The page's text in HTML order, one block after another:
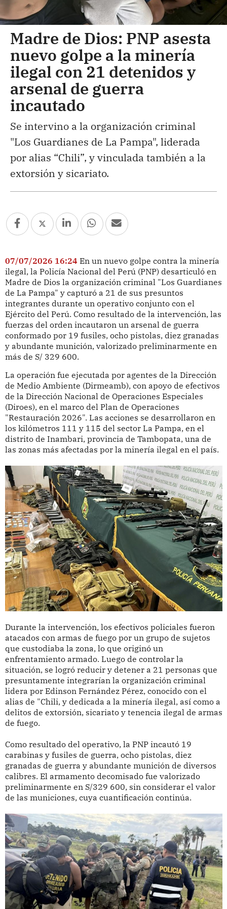
Madre de Dios: PNP asesta
nuevo golpe a la minería
ilegal con 21 detenidos y
arsenal de guerra
incautado
Se intervino a la organización criminal
"Los Guardianes de La Pampa", liderada
por alias “Chili”, y vinculada también a la
extorsión y sicariato.
07/07/2026 16:24 En un nuevo golpe contra la minería
ilegal, la Policía Nacional del Perú (PNP) desarticuló en
Madre de Dios la organización criminal "Los Guardianes
de La Pampa" y capturó a 21 de sus presuntos
integrantes durante un operativo conjunto con el
Ejército del Perú. Como resultado de la intervención, las
fuerzas del orden incautaron un arsenal de guerra
conformado por 19 fusiles, ocho pistolas, diez granadas
y abundante munición, valorizado preliminarmente en
más de S/ 329 600.
La operación fue ejecutada por agentes de la Dirección
de Medio Ambiente (Dirmeamb), con apoyo de efectivos
de la Dirección Nacional de Operaciones Especiales
(Diroes), en el marco del Plan de Operaciones
"Restauración 2026". Las acciones se desarrollaron en
los kilómetros 111 y 115 del sector La Pampa, en el
distrito de Inambari, provincia de Tambopata, una de
las zonas más afectadas por la minería ilegal en el país.
Durante la intervención, los efectivos policiales fueron
atacados con armas de fuego por un grupo de sujetos
que custodiaba la zona, lo que originó un
enfrentamiento armado. Luego de controlar la
situación, se logró reducir y detener a 21 personas que
presuntamente integrarían la organización criminal
lidera por Edinson Fernández Pérez, conocido con el
alias de "Chili, y dedicada a la minería ilegal, así como a
delitos de extorsión, sicariato y tenencia ilegal de armas
de fuego.
Como resultado del operativo, la PNP incautó 19
carabinas y fusiles de guerra, ocho pistolas, diez
granadas de guerra y abundante munición de diversos
calibres. El armamento decomisado fue valorizado
preliminarmente en S/329 600, sin considerar el valor
de las municiones, cuya cuantificación continúa.